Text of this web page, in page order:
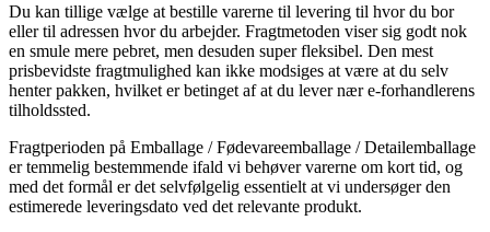
Du kan tillige vælge at bestille varerne til levering til hvor du bor
eller til adressen hvor du arbejder. Fragtmetoden viser sig godt nok
en smule mere pebret, men desuden super fleksibel. Den mest
prisbevidste fragtmulighed kan ikke modsiges at være at du selv
henter pakken, hvilket er betinget af at du lever nær e-forhandlerens
tilholdssted.
Fragtperioden på Emballage / Fødevareemballage / Detailemballage
er temmelig bestemmende ifald vi behøver varerne om kort tid, og
med det formål er det selvfølgelig essentielt at vi undersøger den
estimerede leveringsdato ved det relevante produkt.